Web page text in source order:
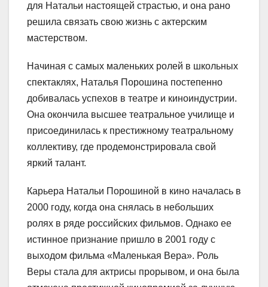
для Натальи настоящей страстью, и она рано
решила связать свою жизнь с актерским
мастерством.
Начиная с самых маленьких ролей в школьных
спектаклях, Наталья Порошина постепенно
добивалась успехов в театре и киноиндустрии.
Она окончила высшее театральное училище и
присоединилась к престижному театральному
коллективу, где продемонстрировала свой
яркий талант.
Карьера Натальи Порошиной в кино началась в
2000 году, когда она снялась в небольших
ролях в ряде российских фильмов. Однако ее
истинное признание пришло в 2001 году с
выходом фильма «Маленькая Вера». Роль
Веры стала для актрисы прорывом, и она была